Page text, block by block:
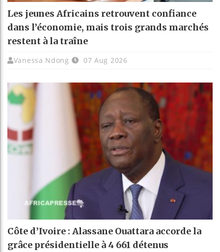
Les jeunes Africains retrouvent confiance
dans l’économie, mais trois grands marchés
restent à la traîne
Vanessa Ndong 07 Aug 2026
Côte d’Ivoire : Alassane Ouattara accorde la
grâce présidentielle à 4 661 détenus